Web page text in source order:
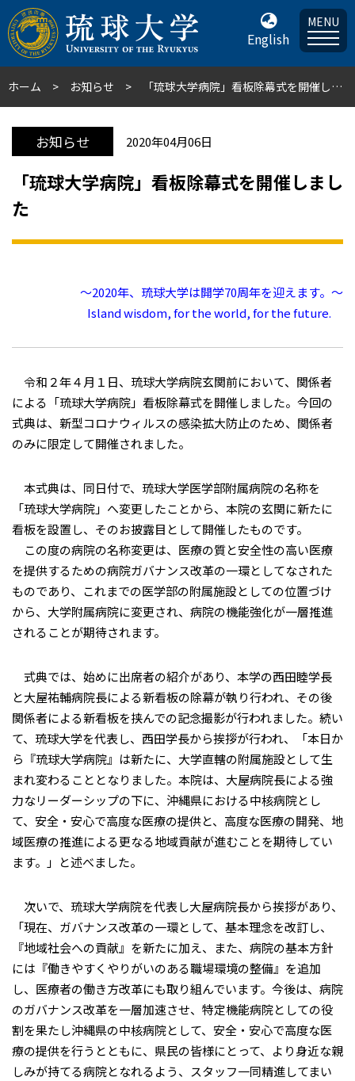
English
MENU
ホーム お知らせ 「琉球大学病院」看板除幕式を開催しました
お知らせ 2020年04月06日
「琉球大学病院」看板除幕式を開催しまし
た
～2020年、琉球大学は開学70周年を迎えます。～
Island wisdom, for the world, for the future.
令和２年４月１日、琉球大学病院玄関前において、関係者
による「琉球大学病院」看板除幕式を開催しました。今回の
式典は、新型コロナウィルスの感染拡大防止のため、関係者
のみに限定して開催されました。
本式典は、同日付で、琉球大学医学部附属病院の名称を
「琉球大学病院」へ変更したことから、本院の玄関に新たに
看板を設置し、そのお披露目として開催したものです。
この度の病院の名称変更は、医療の質と安全性の高い医療
を提供するための病院ガバナンス改革の一環としてなされた
ものであり、これまでの医学部の附属施設としての位置づけ
から、大学附属病院に変更され、病院の機能強化が一層推進
されることが期待されます。
式典では、始めに出席者の紹介があり、本学の西田睦学長
と大屋祐輔病院長による新看板の除幕が執り行われ、その後
関係者による新看板を挟んでの記念撮影が行われました。続い
て、琉球大学を代表し、西田学長から挨拶が行われ、「本日か
ら『琉球大学病院』は新たに、大学直轄の附属施設として生
まれ変わることとなりました。本院は、大屋病院長による強
力なリーダーシップの下に、沖縄県における中核病院とし
て、安全・安心で高度な医療の提供と、高度な医療の開発、地
域医療の推進による更なる地域貢献が進むことを期待してい
ます。」と述べました。
次いで、琉球大学病院を代表し大屋病院長から挨拶があり、
「現在、ガバナンス改革の一環として、基本理念を改訂し、
『地域社会への貢献』を新たに加え、また、病院の基本方針
には『働きやすくやりがいのある職場環境の整備』を追加
し、医療者の働き方改革にも取り組んでいます。今後は、病院
のガバナンス改革を一層加速させ、特定機能病院としての役
割を果たし沖縄県の中核病院として、安全・安心で高度な医
療の提供を行うとともに、県民の皆様にとって、より身近な親
しみが持てる病院となれるよう、スタッフ一同精進してまい